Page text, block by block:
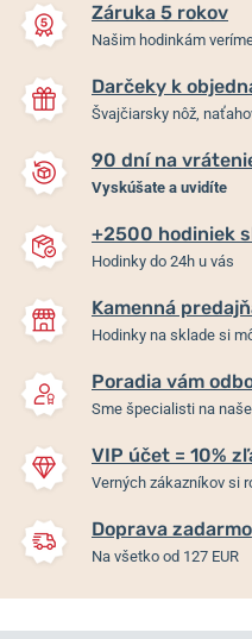
Záruka 5 rokov
Našim hodinkám
Darčeky k
Švajčiarsky nôž,
90 dní na
Vyskúšate a uvidíte
+2500 hodiniek
Hodinky do 24h u vás
Kamenná
Hodinky na sklade si
Poradia vám
Sme špecialisti na
VIP účet = 10%
Verných zákazníkov si
Doprava zadarmo
Na všetko od 127 EUR